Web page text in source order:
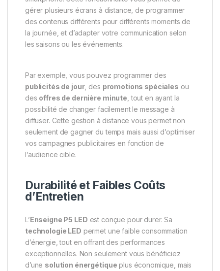
gérer plusieurs écrans à distance, de programmer
des contenus différents pour différents moments de
la journée, et d’adapter votre communication selon
les saisons ou les événements.
Par exemple, vous pouvez programmer des
publicités de jour, des promotions spéciales ou
des offres de dernière minute, tout en ayant la
possibilité de changer facilement le message à
diffuser. Cette gestion à distance vous permet non
seulement de gagner du temps mais aussi d’optimiser
vos campagnes publicitaires en fonction de
l’audience cible.
Durabilité et Faibles Coûts
d’Entretien
L’ Enseigne P5 LED est conçue pour durer. Sa
technologie LED permet une faible consommation
d’énergie, tout en offrant des performances
exceptionnelles. Non seulement vous bénéficiez
d’une solution énergétique plus économique, mais